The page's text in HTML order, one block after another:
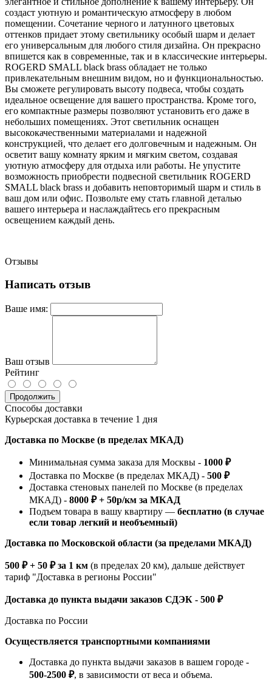
создаст уютную и романтическую атмосферу в любом
помещении. Сочетание черного и латунного цветовых
оттенков придает этому светильнику особый шарм и делает
его универсальным для любого стиля дизайна. Он прекрасно
впишется как в современные, так и в классические интерьеры.
ROGERD SMALL black brass обладает не только
привлекательным внешним видом, но и функциональностью.
Вы сможете регулировать высоту подвеса, чтобы создать
идеальное освещение для вашего пространства. Кроме того,
его компактные размеры позволяют установить его даже в
небольших помещениях. Этот светильник оснащен
высококачественными материалами и надежной
конструкцией, что делает его долговечным и надежным. Он
осветит вашу комнату ярким и мягким светом, создавая
уютную атмосферу для отдыха или работы. Не упустите
возможность приобрести подвесной светильник ROGERD
SMALL black brass и добавить неповторимый шарм и стиль в
ваш дом или офис. Позвольте ему стать главной деталью
вашего интерьера и наслаждайтесь его прекрасным
освещением каждый день.
Отзывы
Написать отзыв
Ваше имя:
Ваш отзыв
Рейтинг
Продолжить
Способы доставки
Курьерская доставка в течение 1 дня
Доставка по Москве (в пределах МКАД)
Минимальная сумма заказа для Москвы - 1000 ₽
Доставка по Москве (в пределах МКАД) - 500 ₽
Доставка стеновых панелей по Москве (в пределах
МКАД) - 8000 ₽ + 50р/км за МКАД
Подъем товара в вашу квартиру — бесплатно (в случае
если товар легкий и необъемный)
Доставка по Московской области (за пределами МКАД)
500 ₽ + 50 ₽ за 1 км (в пределах 20 км), дальше действует
тариф "Доставка в регионы России"
Доставка до пункта выдачи заказов СДЭК - 500 ₽
Доставка по России
Осуществляется транспортными компаниями
Доставка до пункта выдачи заказов в вашем городе -
500-2500 ₽, в зависимости от веса и объема.